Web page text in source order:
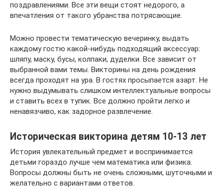
поздравлениями. Все эти вещи стоят недорого, а
впечатления от такого убранства потрясающие.
Можно провести тематическую вечеринку, выдать
каждому гостю какой-нибудь подходящий аксессуар:
шляпу, маску, бусы, колпаки, дуделки. Все зависит от
выбранной вами темы. Викторины на день рождения
всегда проходят на ура. В гостях просыпается азарт. Не
нужно выдумывать слишком интеллектуальные вопросы
и ставить всех в тупик. Все должно пройти легко и
ненавязчиво, как задорное развлечение.
Историческая викторина детям 10-13 лет
История увлекательный предмет и воспринимается
детьми гораздо лучше чем математика или физика.
Вопросы должны быть не очень сложными, шуточными и
желательно с вариантами ответов.